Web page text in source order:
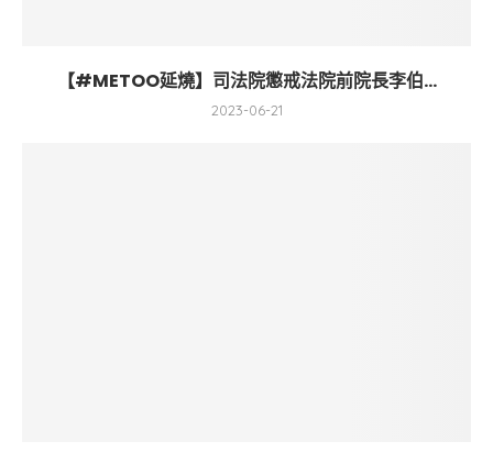
【#METOO延燒】司法院懲戒法院前院長李伯...
2023-06-21